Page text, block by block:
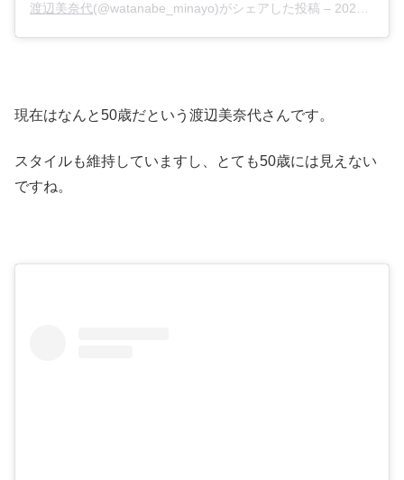
渡辺美奈代(@watanabe_minayo)がシェアした投稿 – 2020年 5月月12日午前12時34分PDT
現在はなんと50歳だという渡辺美奈代さんです。
スタイルも維持していますし、とても50歳には見えない
ですね。